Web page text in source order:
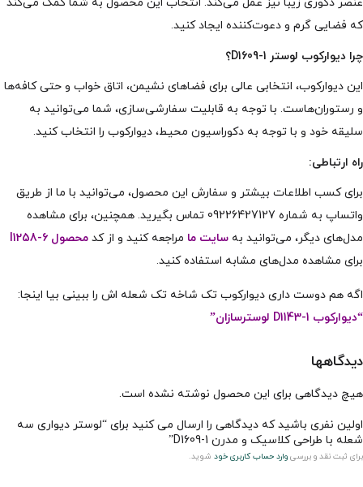
که فضایی گرم و دعوت‌کننده ایجاد کنید.
چرا دیوارکوب لوستر D1609-1؟
این دیوارکوب، انتخابی عالی برای فضاهای نشیمن، اتاق خواب و حتی کافه‌ها
و رستوران‌هاست. با توجه به قابلیت سفارشی‌سازی، شما می‌توانید به
سلیقه خود و با توجه به دکوراسیون محیط، دیوارکوب را انتخاب کنید.
راه ارتباطی:
برای کسب اطلاعات بیشتر و سفارش این محصول، می‌توانید با ما از طریق
واتساپ به شماره 09226427127 تماس بگیرید. همچنین، برای مشاهده
مدل‌های دیگر، می‌توانید به سایت ما مراجعه کنید و از کد محصول l1258-6
برای مشاهده مدل‌های مشابه استفاده کنید.
اگه هم دوست داری دیوارکوب تک شاخه تک شعله اش را ببینی بیا اینجا:
“دیوارکوب D1143-1 لوسترسازان”
دیدگاهها
هیچ دیدگاهی برای این محصول نوشته نشده است.
اولین نفری باشید که دیدگاهی را ارسال می کنید برای “لوستر دیواری سه
شعله با طراحی کلاسیک و مدرن D1609-1”
برای ثبت نقد و بررسی وارد حساب کاربری خود شوید.